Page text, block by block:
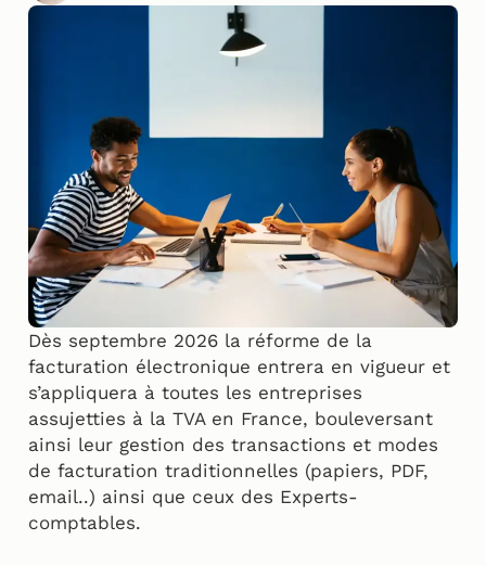
Dès septembre 2026 la réforme de la
facturation électronique entrera en vigueur et
s’appliquera à toutes les entreprises
assujetties à la TVA en France, bouleversant
ainsi leur gestion des transactions et modes
de facturation traditionnelles (papiers, PDF,
email..) ainsi que ceux des Experts-
comptables.